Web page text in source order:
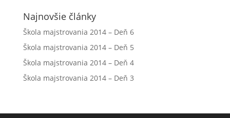
Najnovšie články
Škola majstrovania 2014 – Deň 6
Škola majstrovania 2014 – Deň 5
Škola majstrovania 2014 – Deň 4
Škola majstrovania 2014 – Deň 3